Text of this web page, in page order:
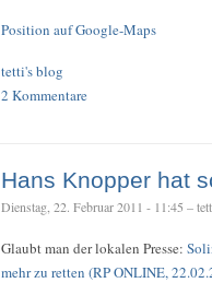
Position auf Google-Maps
tetti's blog
2 Kommentare
Hans Knopper hat
Dienstag, 22. Februar 2011 - 11:45 –
Glaubt man der lokalen Presse:
mehr zu retten (RP ONLINE,